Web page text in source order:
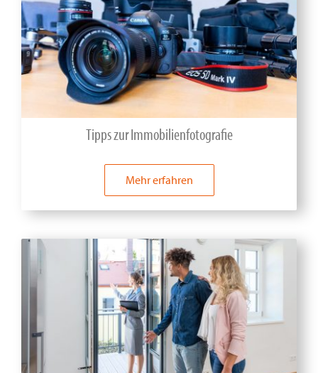
Tipps zur Immobilienfotografie
Mehr erfahren